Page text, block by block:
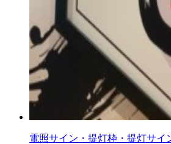
電照サイン・提灯枠・提灯サイ